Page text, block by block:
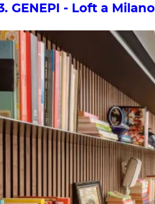
GENEPI - Loft a Milano